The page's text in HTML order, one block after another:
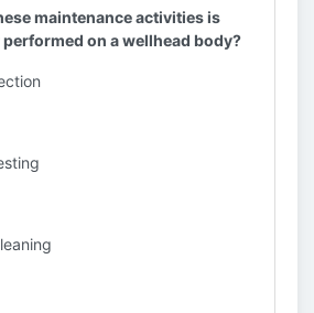
maintenance activities is
performed on a wellhead body?